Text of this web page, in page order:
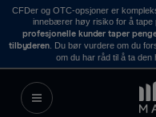
CFDer og OTC-opsjoner er
innebærer høy risiko for å tape
profesjonelle kunder taper
tilbyderen . Du bør vurdere om du
om du har råd til å ta den